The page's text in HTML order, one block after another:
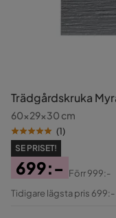
Trädgårdskruka
60x29x30 cm
(1)
SE PRISET!
Pris
699:-
Original
Förr999:-
Tidigare lägsta pris 699:-